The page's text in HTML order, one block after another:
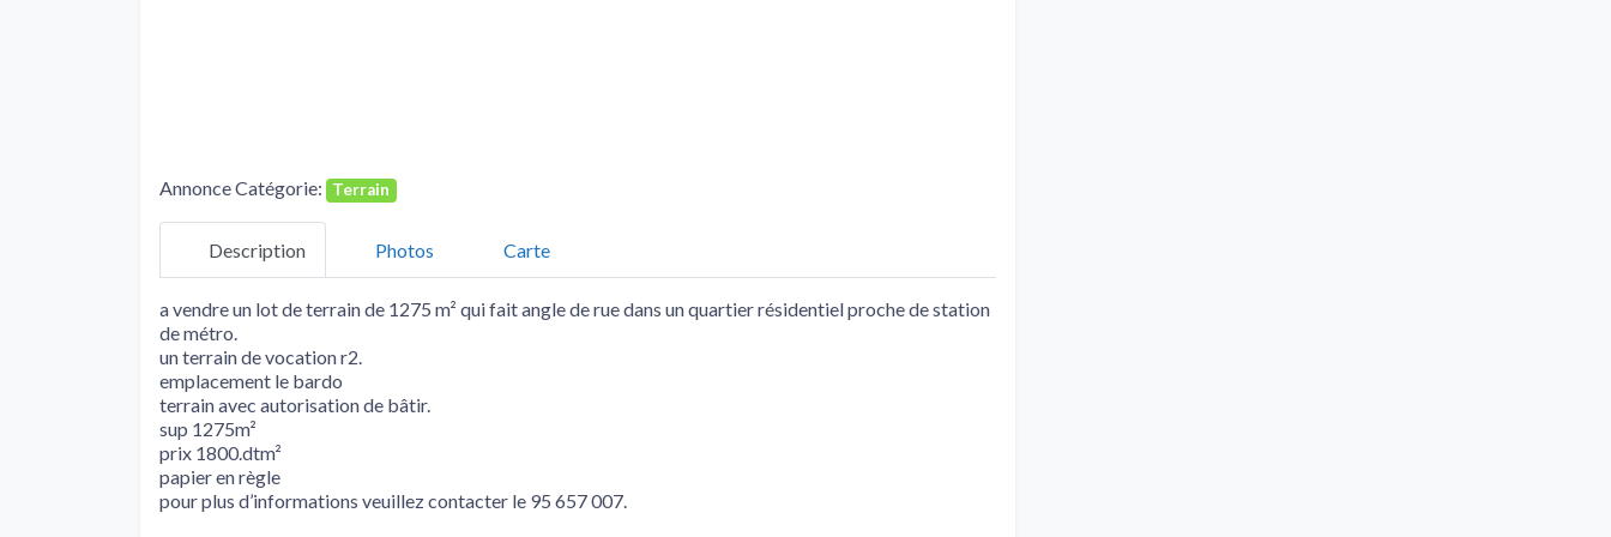
Annonce Catégorie: Terrain
Description Photos Carte
a vendre un lot de terrain de 1275 m² qui fait angle de rue dans un quartier résidentiel proche de station
de métro.
un terrain de vocation r2.
emplacement le bardo
terrain avec autorisation de bâtir.
sup 1275m²
prix 1800.dtm²
papier en règle
pour plus d’informations veuillez contacter le 95 657 007.